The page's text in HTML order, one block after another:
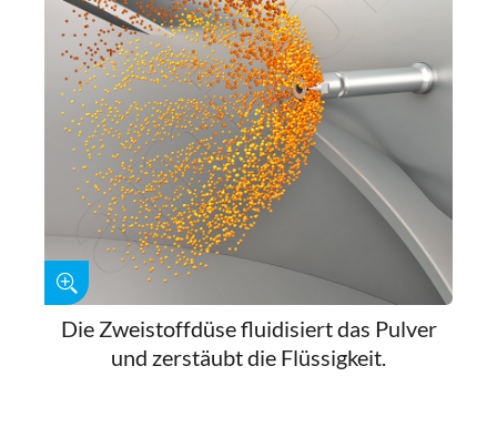
Die Zweistoffdüse fluidisiert das Pulver
und zerstäubt die Flüssigkeit.